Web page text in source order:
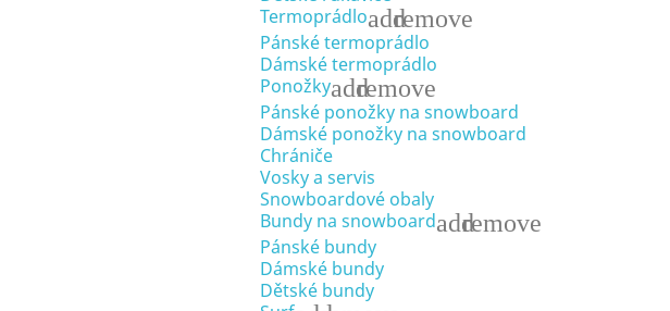
Termoprádloaddremove
Pánské termoprádlo
Dámské termoprádlo
Ponožkyaddremove
Pánské ponožky na snowboard
Dámské ponožky na snowboard
Chrániče
Vosky a servis
Snowboardové obaly
Bundy na snowboardaddremove
Pánské bundy
Dámské bundy
Dětské bundy